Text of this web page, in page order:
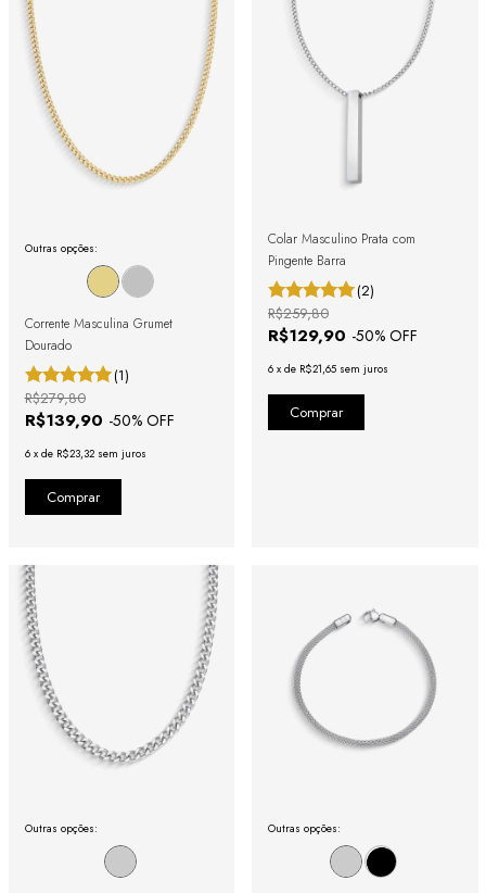
Outras opções:
Corrente Masculina Grumet
Dourado
(1)
R$139,90 -50% OFF
R$279,80
6 x de R$23,32 sem juros
Colar Masculino Prata com
Pingente Barra
(2)
R$129,90 -50% OFF
R$259,80
6 x de R$21,65 sem juros
Outras opções: Outras opções: